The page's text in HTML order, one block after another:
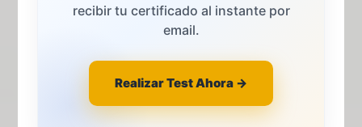
recibir tu certificado al instante por
email.
Realizar Test Ahora →